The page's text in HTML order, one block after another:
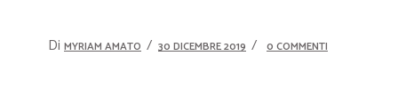
Di MYRIAM AMATO 30 DICEMBRE 2019 0 COMMENTI